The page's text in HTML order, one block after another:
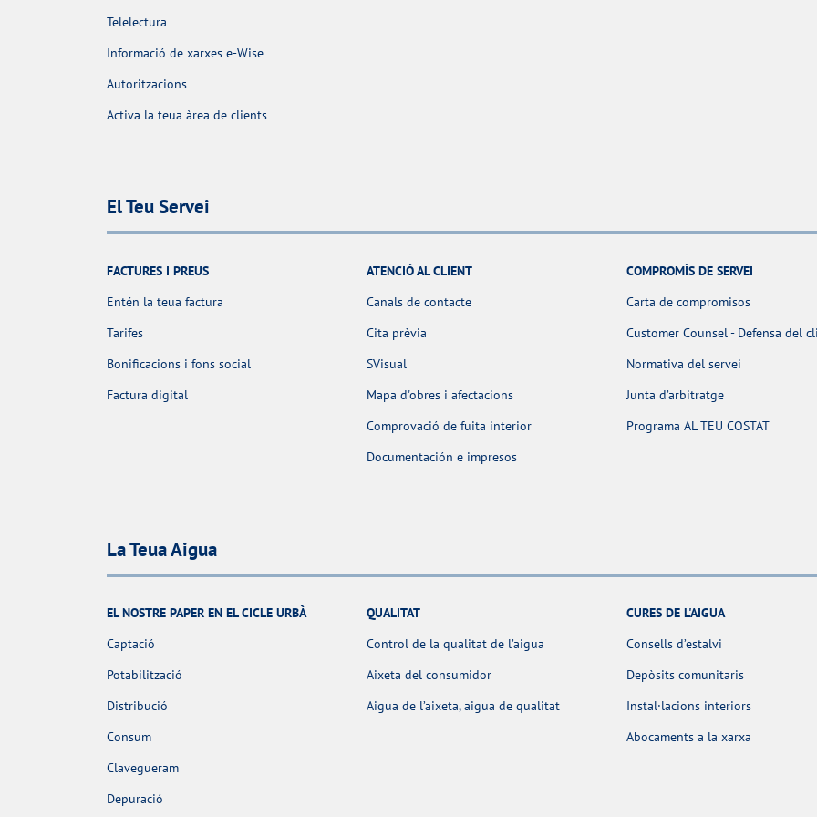
Telelectura
Informació de xarxes e-Wise
Autoritzacions
Activa la teua àrea de clients
El Teu Servei
FACTURES I PREUS
Entén la teua factura
Tarifes
Bonificacions i fons social
Factura digital
ATENCIÓ AL CLIENT
Canals de contacte
Cita prèvia
SVisual
Mapa d'obres i afectacions
Comprovació de fuita interior
Documentación e impresos
COMPROMÍS DE SERVEI
Carta de compromisos
Customer Counsel - Defensa del
Normativa del servei
Junta d’arbitratge
Programa AL TEU COSTAT
La Teua Aigua
EL NOSTRE PAPER EN EL CICLE URBÀ
Captació
Potabilització
Distribució
Consum
Clavegueram
Depuració
QUALITAT
Control de la qualitat de l’aigua
Aixeta del consumidor
Aigua de l’aixeta, aigua de qualitat
CURES DE L'AIGUA
Consells d’estalvi
Depòsits comunitaris
Instal·lacions interiors
Abocaments a la xarxa